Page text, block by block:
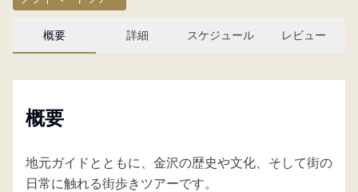
通
貨
本
概要 詳細 スケジュール レビュー
概要
地元ガイドとともに、金沢の歴史や文化、そして街の
日常に触れる街歩きツアーです。